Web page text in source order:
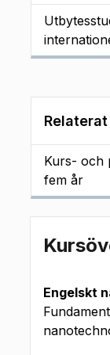
Kurs- och
fem år
Engelskt